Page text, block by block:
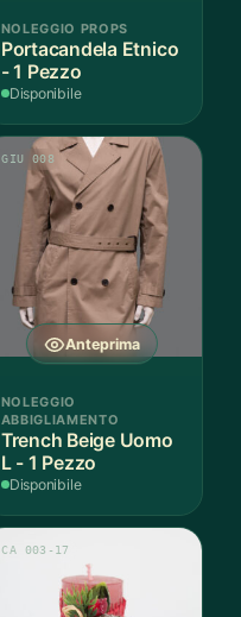
NOLEGGIO PROPS
Portacandela Etnico
- 1 Pezzo
Disponibile
Anteprima
GIU 008
NOLEGGIO
ABBIGLIAMENTO
Trench Beige Uomo
L - 1 Pezzo
Disponibile
CA 003-17